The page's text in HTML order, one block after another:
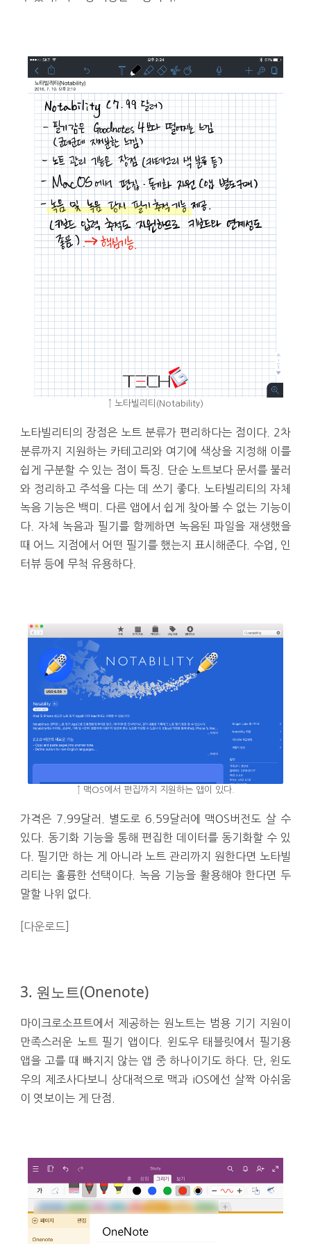
↑ 노타빌리티(Notability)
노타빌리티의 장점은 노트 분류가 편리하다는 점이다. 2차
분류까지 지원하는 카테고리와 여기에 색상을 지정해 이를
쉽게 구분할 수 있는 점이 특징. 단순 노트보다 문서를 불러
와 정리하고 주석을 다는 데 쓰기 좋다. 노타빌리티의 자체
녹음 기능은 백미. 다른 앱에서 쉽게 찾아볼 수 없는 기능이
다. 자체 녹음과 필기를 함께하면 녹음된 파일을 재생했을
때 어느 지점에서 어떤 필기를 했는지 표시해준다. 수업, 인
터뷰 등에 무척 유용하다.
↑ 맥OS에서 편집까지 지원하는 앱이 있다.
가격은 7.99달러. 별도로 6.59달러에 맥OS버전도 살 수
있다. 동기화 기능을 통해 편집한 데이터를 동기화할 수 있
다. 필기만 하는 게 아니라 노트 관리까지 원한다면 노타빌
리티는 훌륭한 선택이다. 녹음 기능을 활용해야 한다면 두
말할 나위 없다.
[다운로드]
3. 원노트(Onenote)
마이크로소프트에서 제공하는 원노트는 범용 기기 지원이
만족스러운 노트 필기 앱이다. 윈도우 태블릿에서 필기용
앱을 고를 때 빠지지 않는 앱 중 하나이기도 하다. 단, 윈도
우의 제조사다보니 상대적으로 맥과 iOS에선 살짝 아쉬움
이 엿보이는 게 단점.